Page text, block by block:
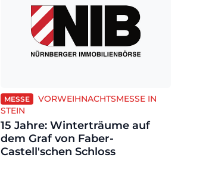
MESSE
VORWEIHNACHTSMESSE IN
STEIN
15 Jahre: Winterträume auf
dem Graf von Faber-
Castell'schen Schloss